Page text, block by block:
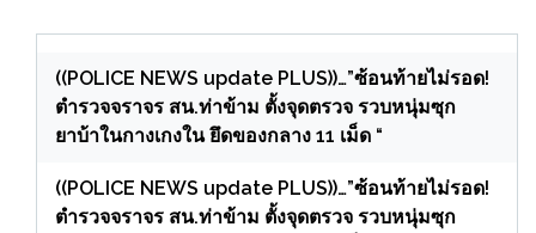
((POLICE NEWS update PLUS))…”ซ้อนท้ายไม่รอด!
ตำรวจจราจร สน.ท่าข้าม ตั้งจุดตรวจ รวบหนุ่มซุก
ยาบ้าในกางเกงใน ยึดของกลาง 11 เม็ด “
((POLICE NEWS update PLUS))…”ซ้อนท้ายไม่รอด!
ตำรวจจราจร สน.ท่าข้าม ตั้งจุดตรวจ รวบหนุ่มซุก